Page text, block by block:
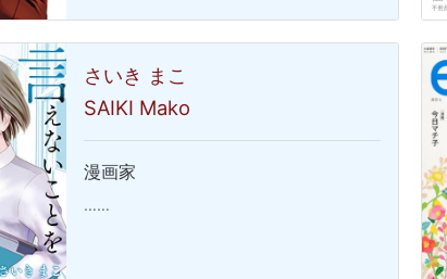
さいき まこ
SAIKI Mako
漫画家
……